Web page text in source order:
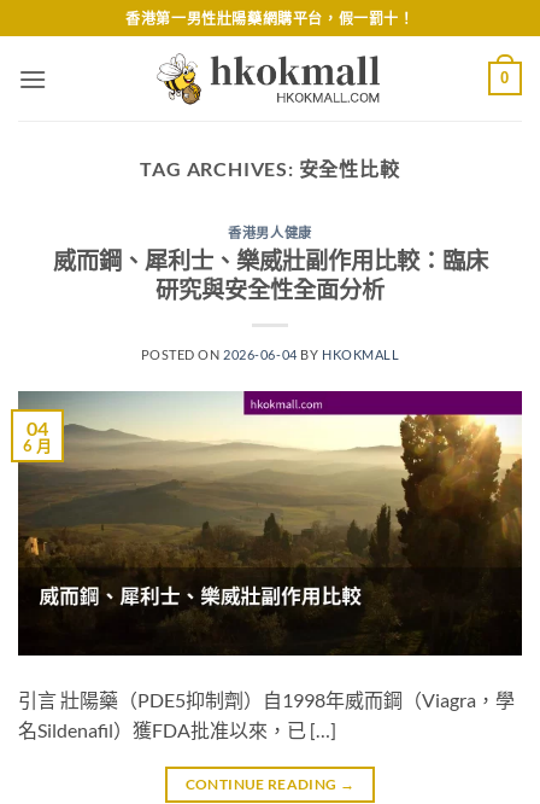
to
content
香港第一男性壯陽藥網購平台，假一罰十！
0
TAG ARCHIVES: 安全性比較
香港男人健康
威而鋼、犀利士、樂威壯副作用比較：臨床
研究與安全性全面分析
POSTED ON 2026-06-04 BY HKOKMALL
04
6 月
引言 壯陽藥（PDE5抑制劑）自1998年威而鋼（Viagra，學
名Sildenafil）獲FDA批准以來，已 […]
CONTINUE READING →